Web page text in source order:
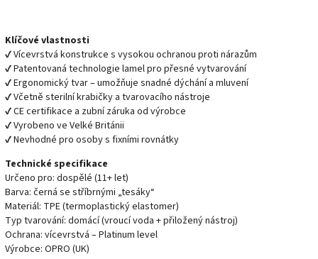
Klíčové vlastnosti
✔ Vícevrstvá konstrukce s vysokou ochranou proti nárazům
✔ Patentovaná technologie lamel pro přesné vytvarování
✔ Ergonomický tvar – umožňuje snadné dýchání a mluvení
✔ Včetně sterilní krabičky a tvarovacího nástroje
✔ CE certifikace a zubní záruka od výrobce
✔ Vyrobeno ve Velké Británii
✔ Nevhodné pro osoby s fixními rovnátky
Technické specifikace
Určeno pro: dospělé (11+ let)
Barva: černá se stříbrnými „tesáky“
Materiál: TPE (termoplastický elastomer)
Typ tvarování: domácí (vroucí voda + přiložený nástroj)
Ochrana: vícevrstvá – Platinum level
Výrobce: OPRO (UK)